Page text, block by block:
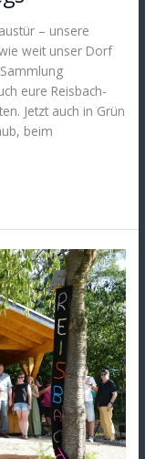
– unsere
weit unser Dorf
eure Reisbach-
Jetzt auch in Grün
beim